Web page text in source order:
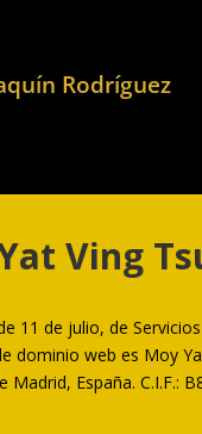
Rodríguez
Ving
11 de julio, de
web es Moy
España. C.I.F.: